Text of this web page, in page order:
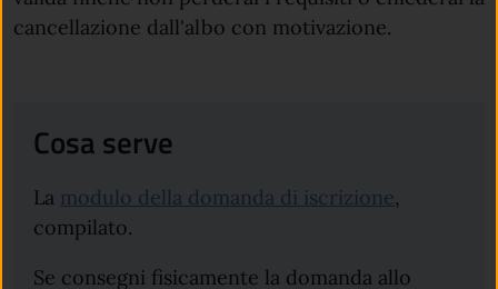
cancellazione dall'albo con motivazione.
Cosa serve
La modulo della domanda di iscrizione,
compilato.
Se consegni fisicamente la domanda allo